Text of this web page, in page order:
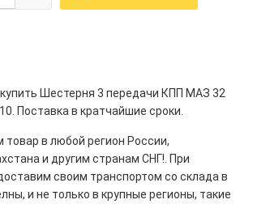
Шестерня 3 передачи КПП МАЗ 32
Поставка в кратчайшие сроки.
в любой регион России,
и другим странам СНГ!. При
своим транспортом со склада в
и не только в крупные регионы, такие